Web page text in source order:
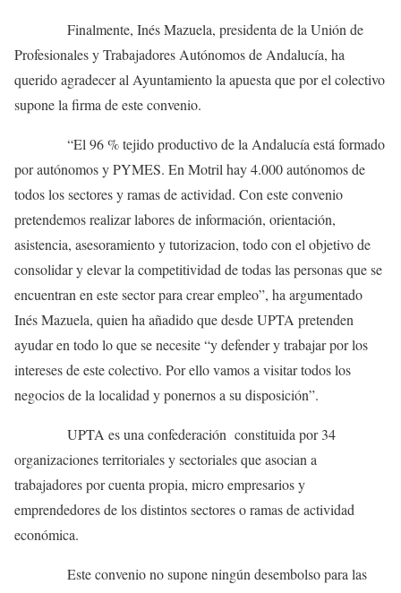
Finalmente, Inés Mazuela, presidenta de la Unión de
Profesionales y Trabajadores Autónomos de Andalucía, ha
querido agradecer al Ayuntamiento la apuesta que por el colectivo
supone la firma de este convenio.
“El 96 % tejido productivo de la Andalucía está formado
por autónomos y PYMES. En Motril hay 4.000 autónomos de
todos los sectores y ramas de actividad. Con este convenio
pretendemos realizar labores de información, orientación,
asistencia, asesoramiento y tutorizacion, todo con el objetivo de
consolidar y elevar la competitividad de todas las personas que se
encuentran en este sector para crear empleo”, ha argumentado
Inés Mazuela, quien ha añadido que desde UPTA pretenden
ayudar en todo lo que se necesite “y defender y trabajar por los
intereses de este colectivo. Por ello vamos a visitar todos los
negocios de la localidad y ponernos a su disposición”.
UPTA es una confederación constituida por 34
organizaciones territoriales y sectoriales que asocian a
trabajadores por cuenta propia, micro empresarios y
emprendedores de los distintos sectores o ramas de actividad
económica.
Este convenio no supone ningún desembolso para las